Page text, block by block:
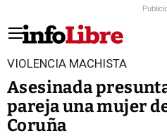
VIOLENCIA MACHISTA
Asesinada
pareja una mujer
Coruña